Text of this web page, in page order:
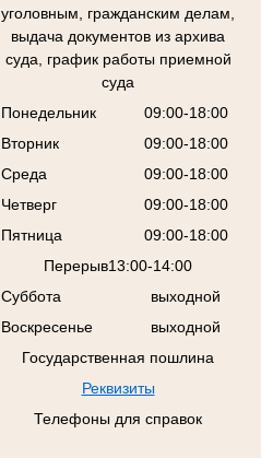
уголовным, гражданским делам,
выдача документов из архива
суда, график работы приемной
суда
Понедельник
09:00-18:00
Вторник
09:00-18:00
Среда
09:00-18:00
Четверг
09:00-18:00
Пятница
09:00-18:00
Перерыв13:00-14:00
Суббота
выходной
Воскресенье
выходной
Государственная пошлина
Реквизиты
Телефоны для справок